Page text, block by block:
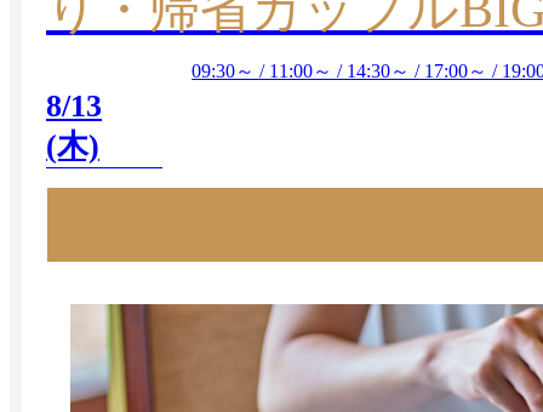
8/13
(木)
09:30～ / 11:00～ / 14:30～ / 17:00～ /